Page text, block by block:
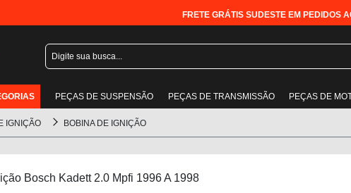
FRETE GRÁTIS SUDESTE EM PEDIDOS
PEÇAS DE SUSPENSÃO PEÇAS DE TRANSMISSÃO PEÇAS DE
IGNIÇÃO BOBINA DE IGNIÇÃO
Bosch Kadett 2.0 Mpfi 1996 A 1998